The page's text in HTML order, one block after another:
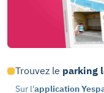
Trouvez le parking
Sur l'application